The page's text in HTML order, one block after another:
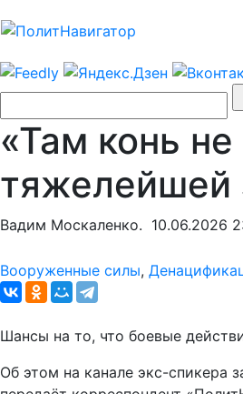
«Там конь
тяжелейшей
Вадим Москаленко. 10.06.2026
Вооруженные силы,
Шансы на то, что боевые
Об этом на канале экс-спикера